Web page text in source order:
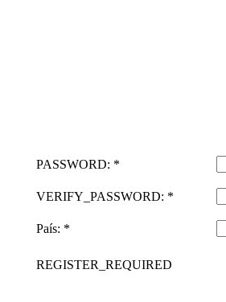
PASSWORD: *
VERIFY_PASSWORD: *
País: *
REGISTER_REQUIRED